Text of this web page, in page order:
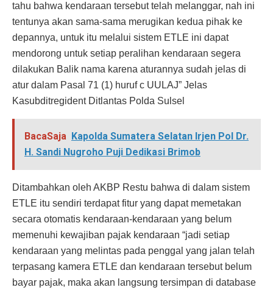
tahu bahwa kendaraan tersebut telah melanggar, nah ini
tentunya akan sama-sama merugikan kedua pihak ke
depannya, untuk itu melalui sistem ETLE ini dapat
mendorong untuk setiap peralihan kendaraan segera
dilakukan Balik nama karena aturannya sudah jelas di
atur dalam Pasal 71 (1) huruf c UULAJ” Jelas
Kasubditregident Ditlantas Polda Sulsel
BacaSaja Kapolda Sumatera Selatan Irjen Pol Dr.
H. Sandi Nugroho Puji Dedikasi Brimob
Ditambahkan oleh AKBP Restu bahwa di dalam sistem
ETLE itu sendiri terdapat fitur yang dapat memetakan
secara otomatis kendaraan-kendaraan yang belum
memenuhi kewajiban pajak kendaraan “jadi setiap
kendaraan yang melintas pada penggal yang jalan telah
terpasang kamera ETLE dan kendaraan tersebut belum
bayar pajak, maka akan langsung tersimpan di database